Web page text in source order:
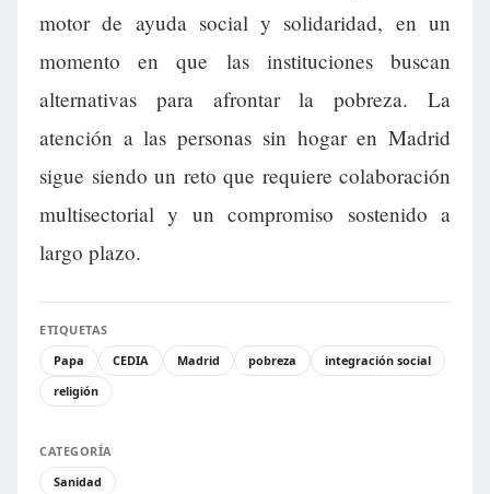
motor de ayuda social y solidaridad, en un
momento en que las instituciones buscan
alternativas para afrontar la pobreza. La
atención a las personas sin hogar en Madrid
sigue siendo un reto que requiere colaboración
multisectorial y un compromiso sostenido a
largo plazo.
ETIQUETAS
Papa
CEDIA Madrid pobreza
integración social
religión
CATEGORÍA
Sanidad